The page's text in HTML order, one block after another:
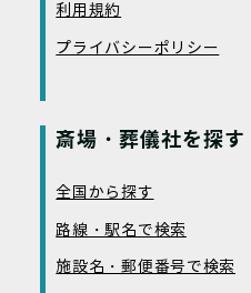
利用規約
プライバシーポリシー
斎場・葬儀社を探す
全国から探す
路線・駅名で検索
施設名・郵便番号で検索